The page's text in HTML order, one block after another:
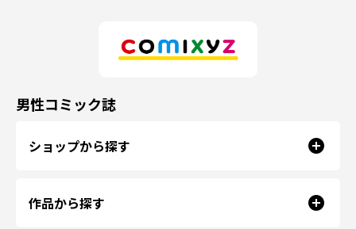
男性コミック誌
ショップから探す
作品から探す